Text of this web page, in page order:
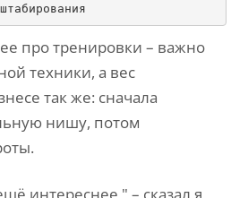
про тренировки – важно
техники, а вес
так же: сначала
нишу, потом